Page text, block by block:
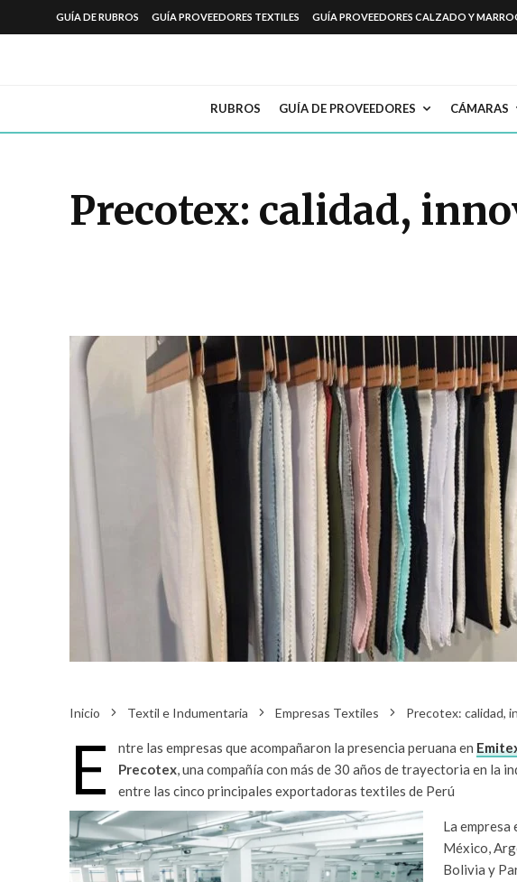
GUÍA DE RUBROS GUÍA PROVEEDORES TEXTILES GUÍA PROVEEDORES CALZADO Y
RUBROS GUÍA DE PROVEEDORES CÁMARAS
Precotex: calidad,
Inicio Textil e Indumentaria Empresas Textiles Precotex: calidad,
E ntre las empresas que acompañaron la presencia peruana en
Precotex, una compañía con más de 30 años de trayectoria en la
entre las cinco principales exportadoras textiles de Perú
La empresa
México,
Bolivia y